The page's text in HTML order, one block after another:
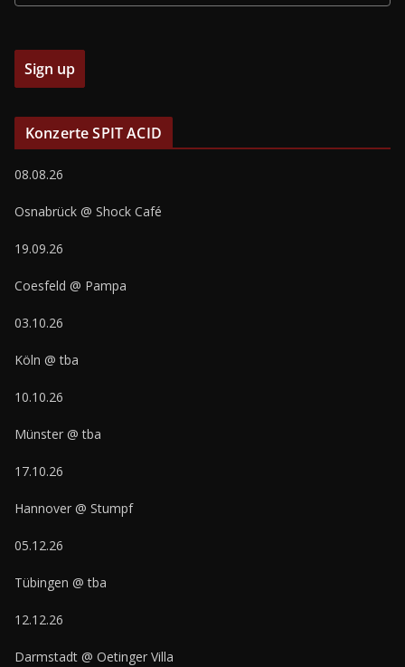
Konzerte SPIT ACID
08.08.26
Osnabrück @ Shock Café
19.09.26
Coesfeld @ Pampa
03.10.26
Köln @ tba
10.10.26
Münster @ tba
17.10.26
Hannover @ Stumpf
05.12.26
Tübingen @ tba
12.12.26
Darmstadt @ Oetinger Villa